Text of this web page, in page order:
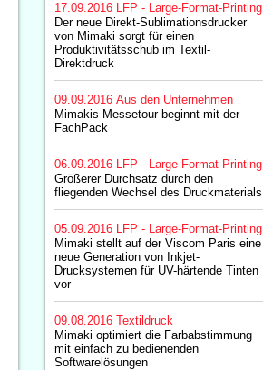
17.09.2016
LFP - Large-Format-Printing
Der neue Direkt-Sublimationsdrucker
von Mimaki sorgt für einen
Produktivitätsschub im Textil-
Direktdruck
09.09.2016 Aus den Unternehmen
Mimakis Messetour beginnt mit der
FachPack
06.09.2016
LFP - Large-Format-Printing
Größerer Durchsatz durch den
fliegenden Wechsel des Druckmaterials
05.09.2016
LFP - Large-Format-Printing
Mimaki stellt auf der Viscom Paris eine
neue Generation von Inkjet-
Drucksystemen für UV-härtende Tinten
vor
09.08.2016 Textildruck
Mimaki optimiert die Farbabstimmung
mit einfach zu bedienenden
Softwarelösungen